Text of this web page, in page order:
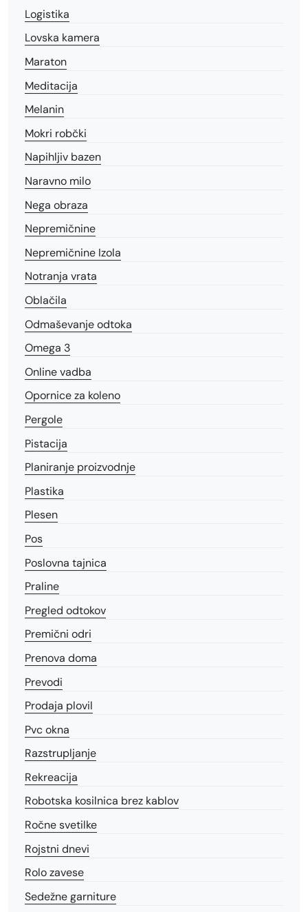
Logistika
Lovska kamera
Maraton
Meditacija
Melanin
Mokri robčki
Napihljiv bazen
Naravno milo
Nega obraza
Nepremičnine
Nepremičnine Izola
Notranja vrata
Oblačila
Odmaševanje odtoka
Omega 3
Online vadba
Opornice za koleno
Pergole
Pistacija
Planiranje proizvodnje
Plastika
Plesen
Pos
Poslovna tajnica
Praline
Pregled odtokov
Premični odri
Prenova doma
Prevodi
Prodaja plovil
Pvc okna
Razstrupljanje
Rekreacija
Robotska kosilnica brez kablov
Ročne svetilke
Rojstni dnevi
Rolo zavese
Sedežne garniture